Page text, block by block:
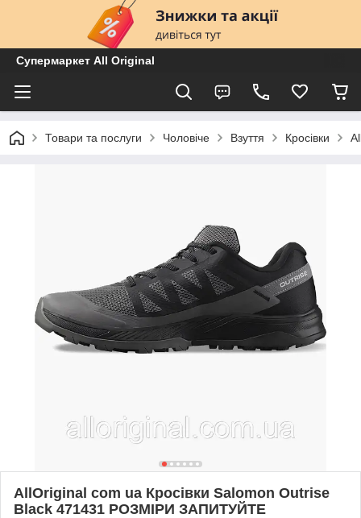
Супермаркет All Original
Товари та послуги Чоловіче Взуття Кросівки
AllOriginal com ua Кросівки Salomon Outrise
Black 471431 РОЗМІРИ ЗАПИТУЙТЕ